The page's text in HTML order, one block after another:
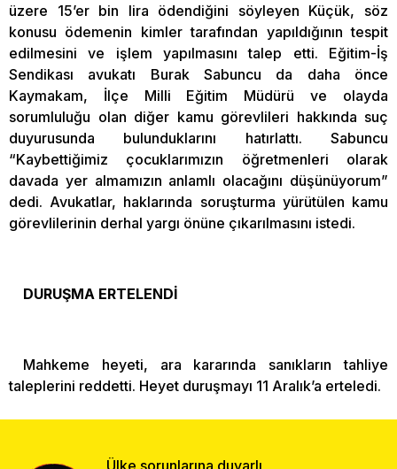
üzere 15’er bin lira ödendiğini söyleyen Küçük, söz
konusu ödemenin kimler tarafından yapıldığının tespit
edilmesini ve işlem yapılmasını talep etti. Eğitim-İş
Sendikası avukatı Burak Sabuncu da daha önce
Kaymakam, İlçe Milli Eğitim Müdürü ve olayda
sorumluluğu olan diğer kamu görevlileri hakkında suç
duyurusunda bulunduklarını hatırlattı. Sabuncu
“Kaybettiğimiz çocuklarımızın öğretmenleri olarak
davada yer almamızın anlamlı olacağını düşünüyorum”
dedi. Avukatlar, haklarında soruşturma yürütülen kamu
görevlilerinin derhal yargı önüne çıkarılmasını istedi.
DURUŞMA ERTELENDİ
Mahkeme heyeti, ara kararında sanıkların tahliye
taleplerini reddetti. Heyet duruşmayı 11 Aralık’a erteledi.